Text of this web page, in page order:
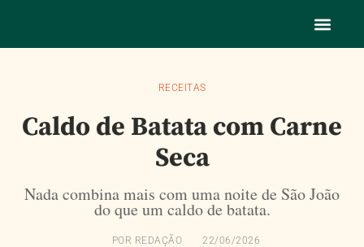
RECEITAS
Caldo de Batata com Carne
Seca
Nada combina mais com uma noite de São João
do que um caldo de batata.
POR REDAÇÃO 22/06/2026